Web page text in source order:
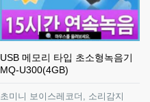
USB 메모리 타입 초소형녹음기
MQ-U300(4GB)
초미니 보이스레코더, 소리감지